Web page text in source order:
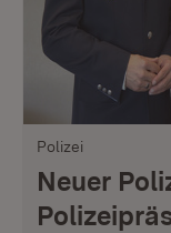
Polizei
Neuer